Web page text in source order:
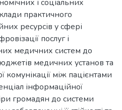
і соціальних
практичного
ресурсів у сфері
послуг і
медичних систем до
медичних установ та
між пацієнтами
інформаційної
громадян до системи